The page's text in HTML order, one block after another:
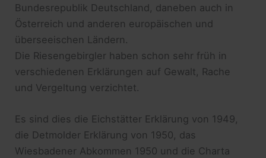
Bundesrepublik Deutschland, daneben auch in
Österreich und anderen europäischen und
überseeischen Ländern.
Die Riesengebirgler haben schon sehr früh in
verschiedenen Erklärungen auf Gewalt, Rache
und Vergeltung verzichtet.
Es sind dies die Eichstätter Erklärung von 1949,
die Detmolder Erklärung von 1950, das
Wiesbadener Abkommen 1950 und die Charta